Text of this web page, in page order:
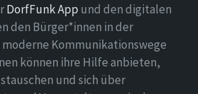
DorfFunk App und den digitalen
den Bürger*innen in der
Kommunikationswege
können ihre Hilfe anbieten,
und sich über